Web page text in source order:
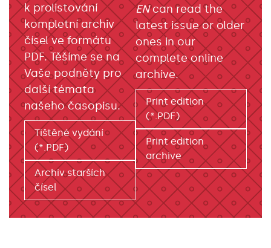
k prolistování
kompletní archiv
čísel ve formátu
PDF. Těšíme se na
Vaše podněty pro
další témata
našeho časopisu.
Tištěné vydání
(*.PDF)
Archiv starších
čísel
ENcan read the
latest issue or older
ones in our
complete online
archive.
Print edition
(*.PDF)
Print edition
archive